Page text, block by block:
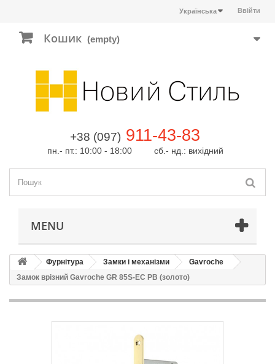
Ввійти
Українська
Кошик (empty)
+38 (097) 911-43-83
пн.- пт.: 10:00 - 18:00 сб.- нд.: вихідний
MENU
Фурнітура Замки і механізми
Gavroche
Замок врізний Gavroche GR 85S-EC PB (золото)